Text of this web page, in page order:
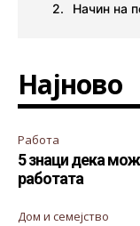
Начин на
Најново
Работа
5 знаци дека
работата
Дом и семејство